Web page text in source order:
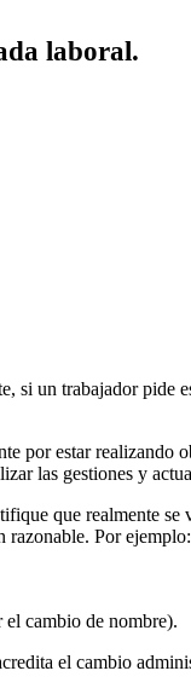
laboral.
un trabajador pide
por estar realizando
las gestiones y
que realmente
razonable. Por ejemplo:
el cambio de nombre).
el cambio